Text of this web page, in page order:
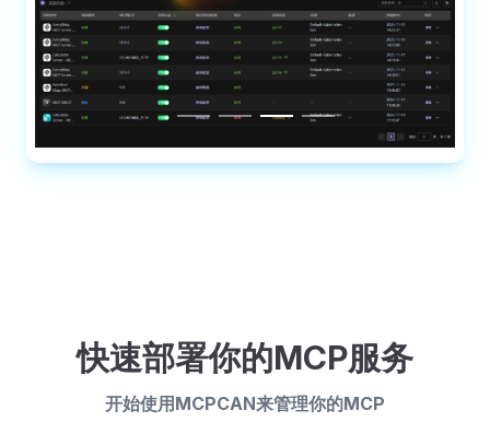
快速部署你的MCP服务
开始使用MCPCAN来管理你的MCP